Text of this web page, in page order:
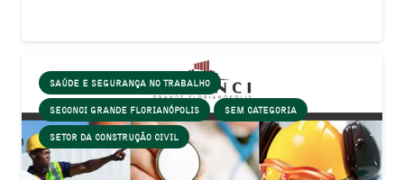
SAÚDE E SEGURANÇA NO TRABALHO
SECONCI GRANDE FLORIANÓPOLIS SEM CATEGORIA
SETOR DA CONSTRUÇÃO CIVIL